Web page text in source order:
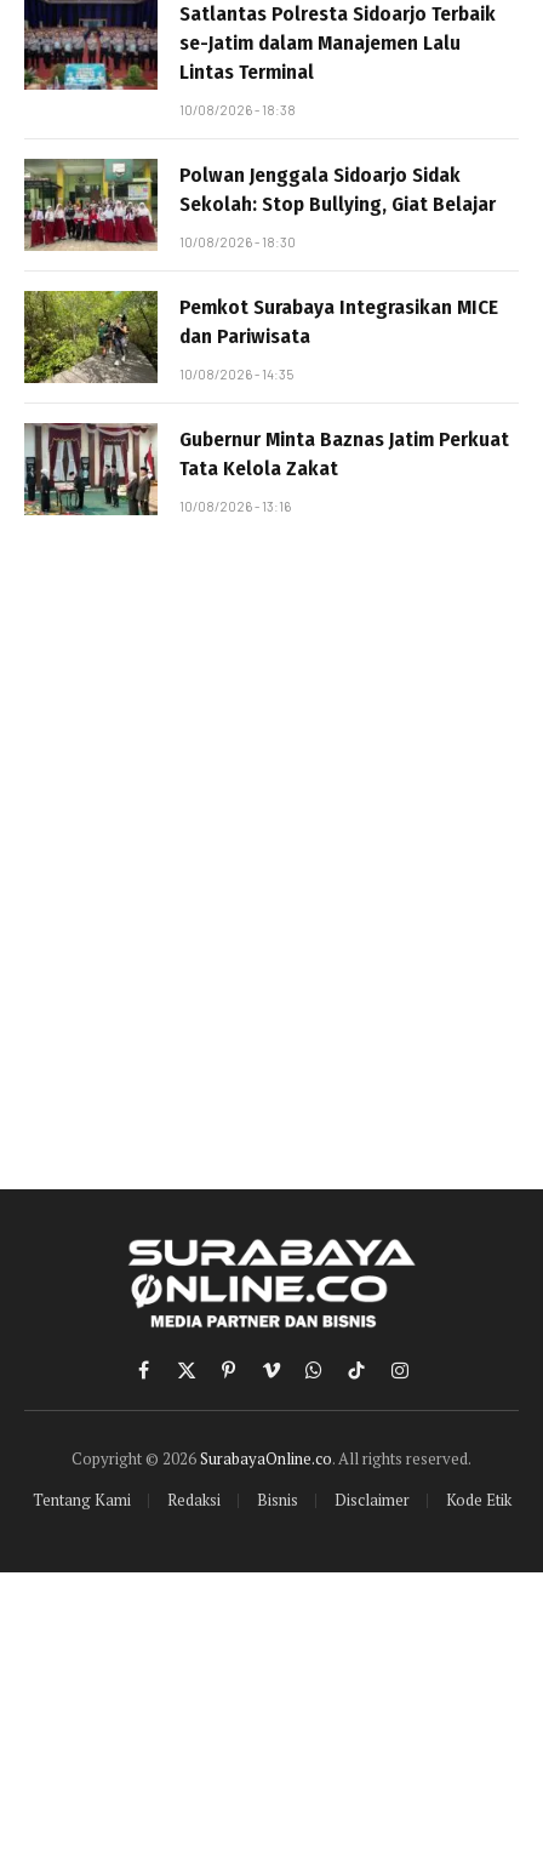
Satlantas Polresta Sidoarjo Terbaik
se-Jatim dalam Manajemen Lalu
Lintas Terminal
10/08/2026 - 18:38
Polwan Jenggala Sidoarjo Sidak
Sekolah: Stop Bullying, Giat Belajar
10/08/2026 - 18:30
Pemkot Surabaya Integrasikan MICE
dan Pariwisata
10/08/2026 - 14:35
Gubernur Minta Baznas Jatim Perkuat
Tata Kelola Zakat
10/08/2026 - 13:16
Facebook
X
(Twitter)
PinterestVimeoWhatsApp
TikTokInstagram
Copyright © 2026SurabayaOnline.co. All rights reserved.
Tentang Kami
Redaksi Bisnis Disclaimer Kode Etik